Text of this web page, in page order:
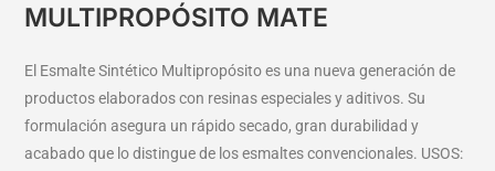
MULTIPROPÓSITO MATE
El Esmalte Sintético Multipropósito es una nueva generación de
productos elaborados con resinas especiales y aditivos. Su
formulación asegura un rápido secado, gran durabilidad y
acabado que lo distingue de los esmaltes convencionales. USOS: